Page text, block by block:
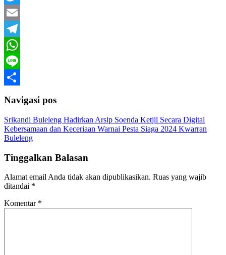
Twitter
Email
Telegram
WhatsApp
Line
Navigasi pos
Srikandi Buleleng Hadirkan Arsip Soenda Ketjil Secara Digital
Kebersamaan dan Keceriaan Warnai Pesta Siaga 2024 Kwarran
Buleleng
Tinggalkan Balasan
Alamat email Anda tidak akan dipublikasikan. Ruas yang wajib
ditandai *
Komentar *